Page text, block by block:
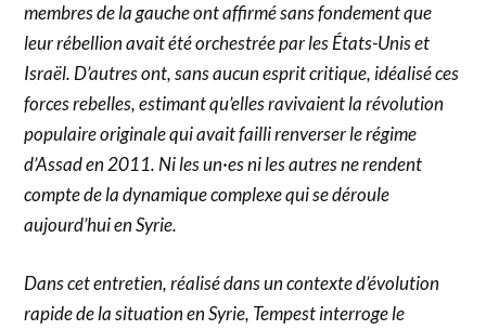
membres de la gauche ont affirmé sans fondement que
leur rébellion avait été orchestrée par les États-Unis et
Israël. D’autres ont, sans aucun esprit critique, idéalisé ces
forces rebelles, estimant qu’elles ravivaient la révolution
populaire originale qui avait failli renverser le régime
d’Assad en 2011. Ni les un·es ni les autres ne rendent
compte de la dynamique complexe qui se déroule
aujourd’hui en Syrie.
Dans cet entretien, réalisé dans un contexte d’évolution
rapide de la situation en Syrie, Tempest interroge le